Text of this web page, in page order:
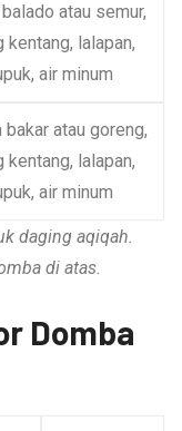
atau semur,
kentang, lalapan,
air minum
atau goreng,
kentang, lalapan,
air minum
daging aqiqah.
di atas.
Domba